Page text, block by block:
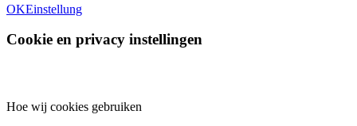
OKEinstellung
Cookie en privacy instellingen
Hoe wij cookies gebruiken